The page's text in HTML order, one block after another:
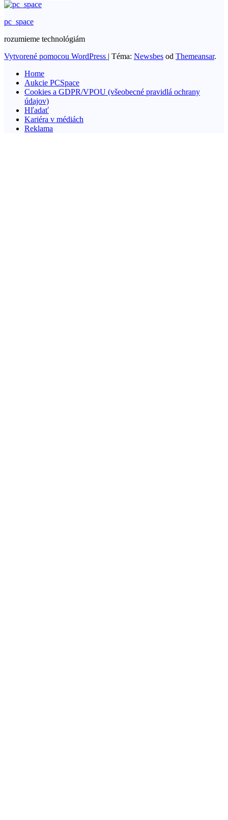
pc_space
rozumieme technológiám
Vytvorené pomocou WordPress | Téma: Newsbes od Themeansar.
Home
Aukcie PCSpace
Cookies a GDPR/VPOU (všeobecné pravidlá ochrany
údajov)
Hľadať
Kariéra v médiách
Reklama